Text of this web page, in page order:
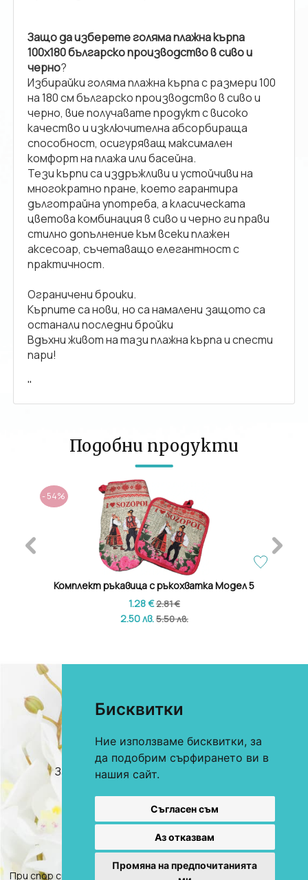
Бисквитки
Ние използваме бисквитки, за
да подобрим сърфирането ви в
нашия сайт.
Съгласен съм
Аз отказвам
Промяна на предпочитанията
Защо да изберете голяма плажна кърпа
100x180 българско производство в сиво и
черно?
Избирайки голяма плажна кърпа с размери 100
на 180 см българско производство в сиво и
черно, вие получавате продукт с високо
качество и изключителна абсорбираща
способност, осигуряващ максимален
комфорт на плажа или басейна.
Тези кърпи са издръжливи и устойчиви на
многократно пране, което гарантира
дълготрайна употреба, а класическата
цветова комбинация в сиво и черно ги прави
стилно допълнение към всеки плажен
аксесоар, съчетаващо елегантност с
практичност.
Ограничени броики.
Кърпите са нови, но са намалени защото са
останали последни бройки
Вдъхни живот на тази плажна кърпа и спести
пари!
"
Подобни продукти
- 54%
Комплект ръкавица с ръкохватка Модел 5
1.28 €2.81 €
2.50 лв.5.50 лв.
За онлайн поръчки 0893 622 184
За търговци и хотели
Магазини
При спор свързан с покупка онлайн, използвате "сайта ОРС"